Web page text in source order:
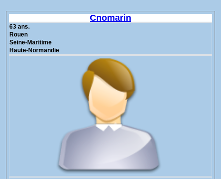
Cnomarin
63 ans.
Rouen
Seine-Maritime
Haute-Normandie